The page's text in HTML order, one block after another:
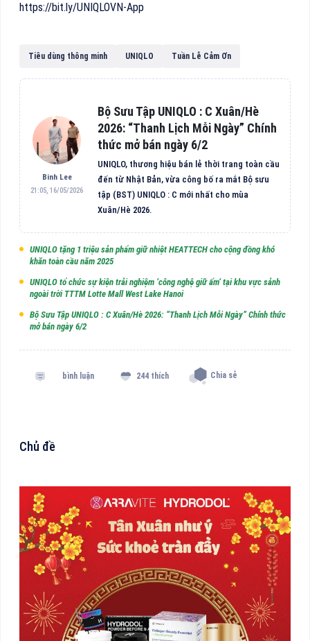
https://bit.ly/UNIQLOVN-App
Tiêu dùng thông minh UNIQLO Tuần Lễ Cảm Ơn
Binh Lee
21:05, 16/05/2026
Bộ Sưu Tập UNIQLO : C Xuân/Hè
2026: “Thanh Lịch Mỗi Ngày” Chính
thức mở bán ngày 6/2
UNIQLO, thương hiệu bán lẻ thời trang toàn cầu
đến từ Nhật Bản, vừa công bố ra mắt Bộ sưu
tập (BST) UNIQLO : C mới nhất cho mùa
Xuân/Hè 2026.
UNIQLO tặng 1 triệu sản phẩm giữ nhiệt HEATTECH cho cộng đồng khó
khăn toàn cầu năm 2025
UNIQLO tổ chức sự kiện trải nghiệm ‘công nghệ giữ ấm‘ tại khu vực sảnh
ngoài trời TTTM Lotte Mall West Lake Hanoi
Bộ Sưu Tập UNIQLO : C Xuân/Hè 2026: “Thanh Lịch Mỗi Ngày” Chính thức
mở bán ngày 6/2
bình luận 244 thích Chia sẻ
Chủ đề